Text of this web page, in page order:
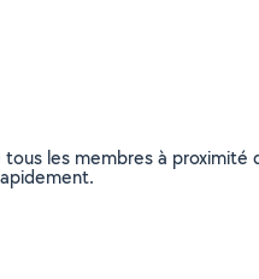
les membres à proximité